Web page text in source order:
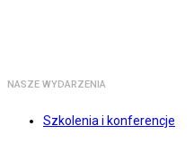
NASZE WYDARZENIA
Szkolenia i konferencje